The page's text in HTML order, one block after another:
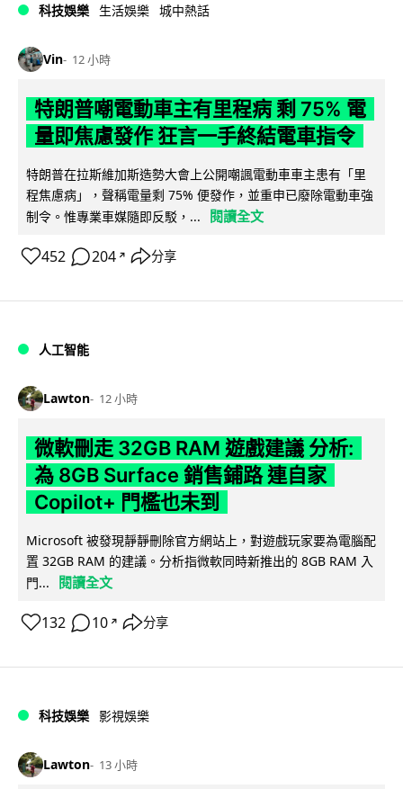
科技娛樂 生活娛樂 城中熱話
Vin 12 小時
特朗普嘲電動車主有里程病 剩 75% 電
量即焦慮發作 狂言一手終結電車指令
特朗普在拉斯維加斯造勢大會上公開嘲諷電動車車主患有「里
程焦慮病」，聲稱電量剩 75% 便發作，並重申已廢除電動車強
制令。惟專業車媒隨即反駁，...
閱讀全文
452 204 ↗ 分享
人工智能
Lawton 12 小時
微軟刪走 32GB RAM 遊戲建議 分析:
為 8GB Surface 銷售鋪路 連自家
Copilot+ 門檻也未到
Microsoft 被發現靜靜刪除官方網站上，對遊戲玩家要為電腦配
置 32GB RAM 的建議。分析指微軟同時新推出的 8GB RAM 入
門...
閱讀全文
132 10 ↗ 分享
科技娛樂 影視娛樂
Lawton 13 小時